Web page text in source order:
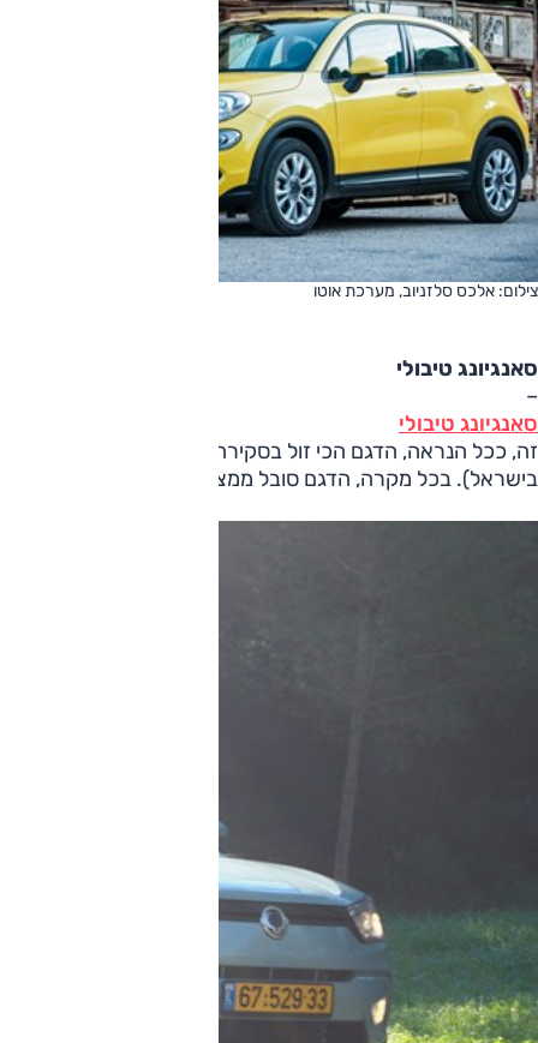
צילום: אלכס סלזניוב, מערכת אוטו
סאנגיונג טיבולי
–
סאנגיונג טיבולי
בישראל). בכל מקרה, הדגם סובל ממצאי מצומצם.